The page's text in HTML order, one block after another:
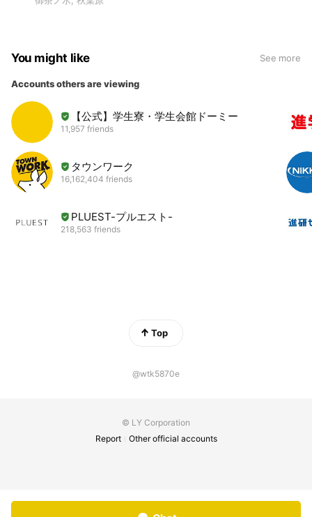
You might like See more
Accounts others are viewing
【公式】学生寮・学生会館ドーミー
11,957 friends
タウンワーク
16,162,404 friends
PLUEST-プルエスト-
218,563 friends
Top
@wtk5870e
© LY Corporation
Report
Other official accounts